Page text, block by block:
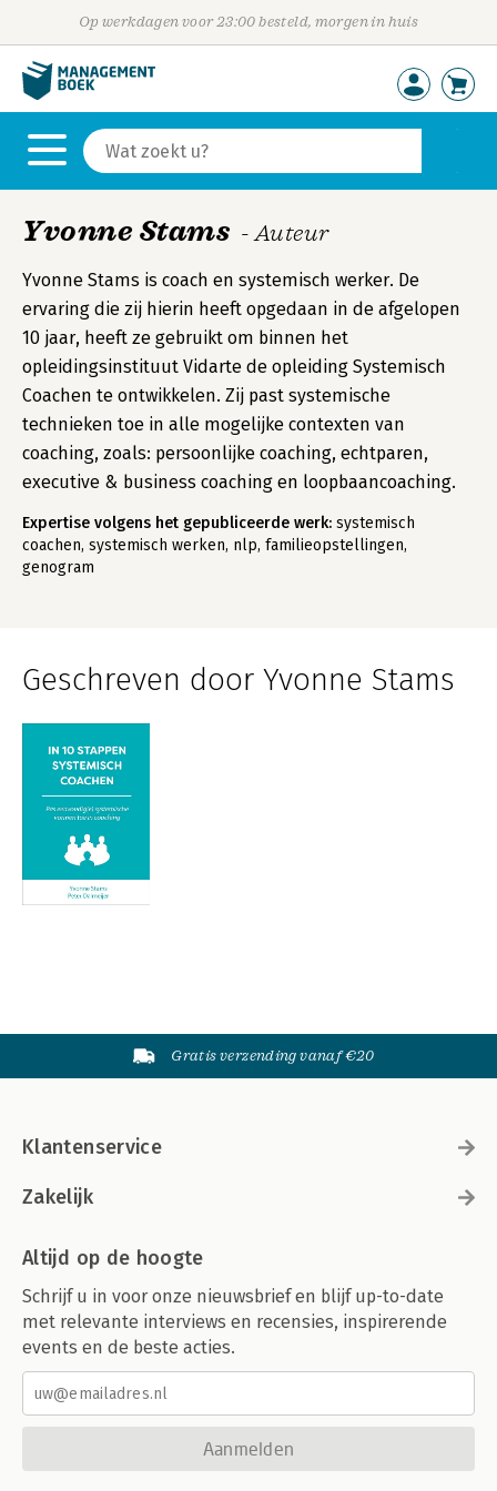
Op werkdagen voor 23:00 besteld, morgen in huis
Yvonne Stams - Auteur
Yvonne Stams is coach en systemisch werker. De
ervaring die zij hierin heeft opgedaan in de afgelopen
10 jaar, heeft ze gebruikt om binnen het
opleidingsinstituut Vidarte de opleiding Systemisch
Coachen te ontwikkelen. Zij past systemische
technieken toe in alle mogelijke contexten van
coaching, zoals: persoonlijke coaching, echtparen,
executive & business coaching en loopbaancoaching.
Expertise volgens het gepubliceerde werk: systemisch
coachen, systemisch werken, nlp, familieopstellingen,
genogram
Geschreven door Yvonne Stams
Gratis verzending vanaf €20
Klantenservice
Zakelijk
Altijd op de hoogte
Schrijf u in voor onze nieuwsbrief en blijf up-to-date
met relevante interviews en recensies, inspirerende
events en de beste acties.
Aanmelden